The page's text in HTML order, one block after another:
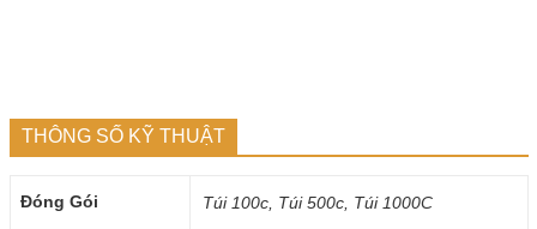
THÔNG SỐ KỸ THUẬT
Đóng Gói Túi 100c, Túi 500c, Túi 1000C